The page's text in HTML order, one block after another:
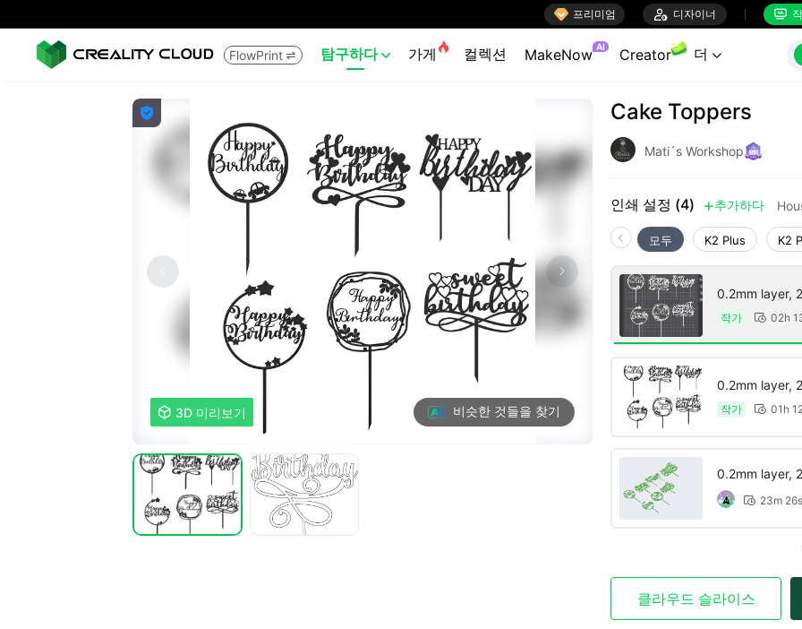
 프리미엄  디자이너 
FlowPrint  탐구하다  가게  컬렉션 MakeNow AI Creator 더 

 3D 미리보기 비슷한 것들을 찾기
Cake Toppers
Mati´s Workshop
인쇄 설정 (4)  추가하다
모두 K2 Plus K2
0.2mm layer,
작가  02h
0.2mm layer,
작가  01h
0.2mm layer,
 23m 26s
클라우드 슬라이스